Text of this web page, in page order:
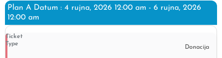
Plan A Datum : 4 rujna, 2026 12:00 am - 6 rujna, 2026
12:00 am
Donacija